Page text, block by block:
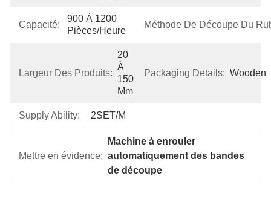
Capacité:
900 À 1200
Pièces/heure
Méthode De Découpe Du
Largeur Des Produits:
20
À
150
Mm
Packaging Details: Wooden
Supply Ability: 2SET/M
Mettre en évidence:
Machine à enrouler
automatiquement des bandes
de découpe